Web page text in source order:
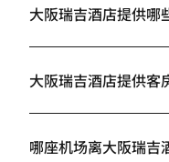
大阪瑞吉酒店提供哪
大阪瑞吉酒店提供客
哪座机场离大阪瑞吉